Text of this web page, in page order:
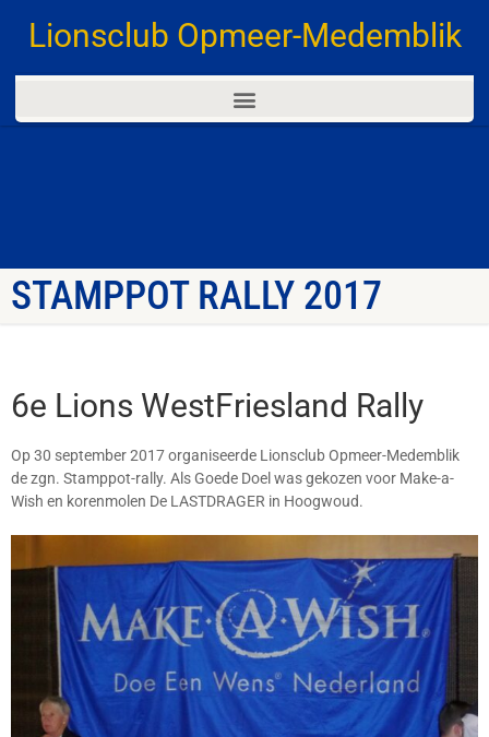
Lionsclub Opmeer-Medemblik
STAMPPOT RALLY 2017
6e Lions WestFriesland Rally
Op 30 september 2017 organiseerde Lionsclub Opmeer-Medemblik
de zgn. Stamppot-rally. Als Goede Doel was gekozen voor Make-a-
Wish en korenmolen De LASTDRAGER in Hoogwoud.